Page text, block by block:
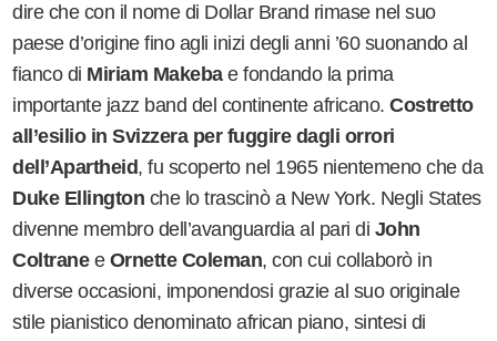
dire che con il nome di Dollar Brand rimase nel suo
paese d’origine fino agli inizi degli anni ’60 suonando al
fianco di Miriam Makebae fondando la prima
importante jazz band del continente africano.Costretto
all ’esilio in Svizzera per fuggire dagli orrori
dell ’Apartheid, fu scoperto nel 1965 nientemeno che da
Duke Ellington che lo trascinò a New York. Negli States
divenne membro dell ’avanguardia al pari di John
Coltranee Ornette Coleman, con cui collaborò in
diverse occasioni, imponendosi grazie al suo originale
stile pianistico denominatoafrican piano, sintesi di